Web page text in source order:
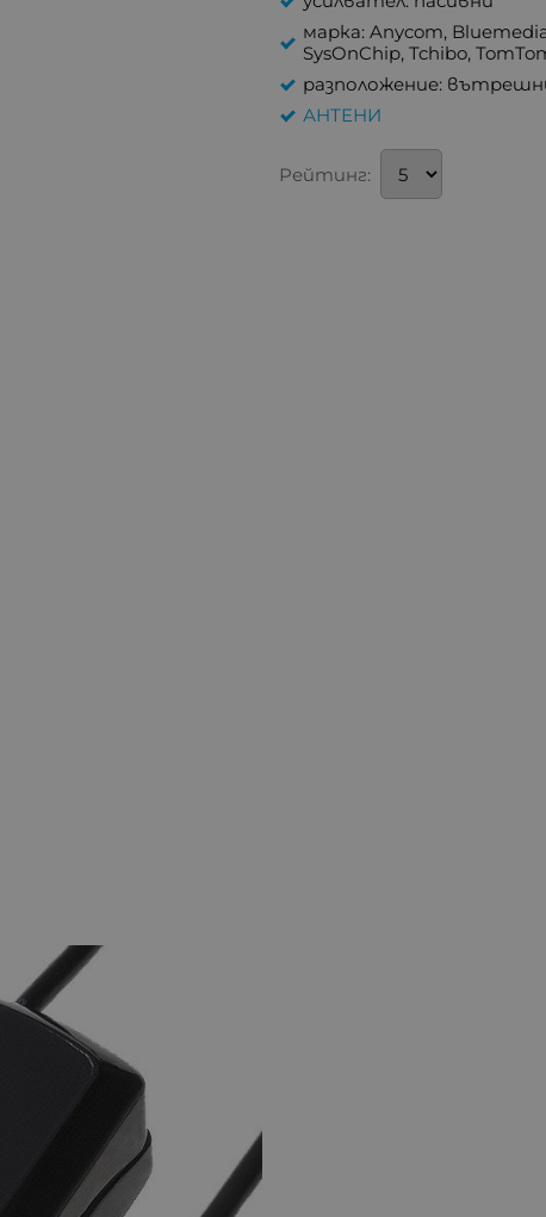
марка: Anycom,
SysOnChip, Tchibo,
разположение:
АНТЕНИ
Рейтинг: